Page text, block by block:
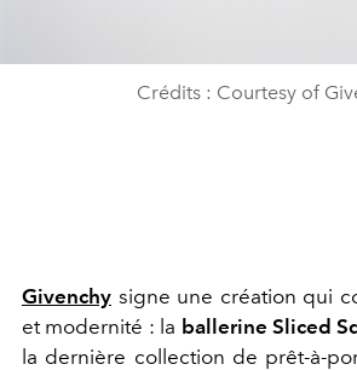
Crédits : Courtesy of
Givenchy signe une création qui
et modernité : la ballerine Sliced
la dernière collection de prêt-à-